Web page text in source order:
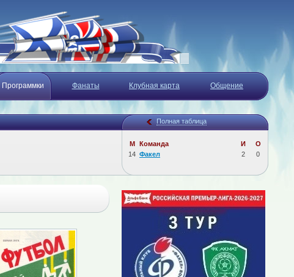
Программки Фанаты Клубная карта Общение
Полная таблица
М Команда И
О
14 Факел 2 0